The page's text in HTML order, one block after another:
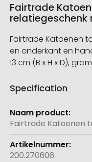
Fairtrade
relatiegeschenk
Fairtrade Katoenen
en onderkant en
13 cm (B x H x D),
Specification
Meer
informatie
Fairtrade Katoenen
200.270606